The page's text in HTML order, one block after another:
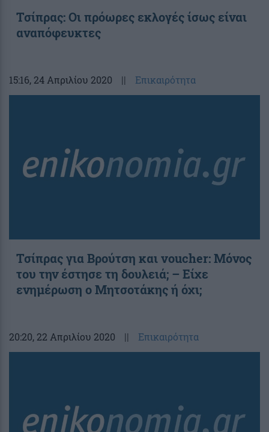
Τσίπρας: Οι πρόωρες εκλογές ίσως είναι
αναπόφευκτες
15:16, 24 Απριλίου 2020 || Επικαιρότητα
Τσίπρας για Βρούτση και voucher: Μόνος
του την έστησε τη δουλειά; – Είχε
ενημέρωση ο Μητσοτάκης ή όχι;
20:20, 22 Απριλίου 2020 || Επικαιρότητα